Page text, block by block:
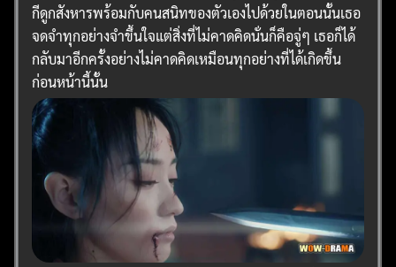
กีดูกสังหารพร้อมกับคนสนิทของตัวเองไปด้วยในตอนนั้นเธอ
จดจำทุกอย่างจำขึ้นใจแต่สิ่งที่ไม่คาดคิดนั่นก็คือจู่ๆ เธอก็ได้
กลับมาอีกครั้งอย่างไม่คาดคิดเหมือนทุกอย่างที่ได้เกิดขึ้น
ก่อนหน้านี้นั้น